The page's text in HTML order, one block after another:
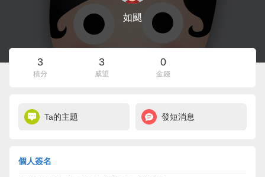
如颶
3
積分
3
威望
0
金錢
Ta的主題 發短消息
個人簽名